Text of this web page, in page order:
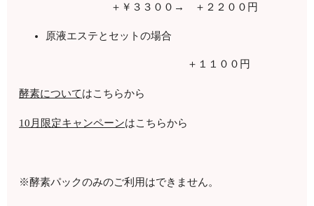
＋￥３３００ → ＋２２００円
原液エステとセットの場合
＋１１００円
酵素についてはこちらから
10月限定キャンペーンはこちらから
※酵素パックのみのご利用はできません。